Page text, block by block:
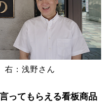
右：浅野さん
ってもらえる看板商品